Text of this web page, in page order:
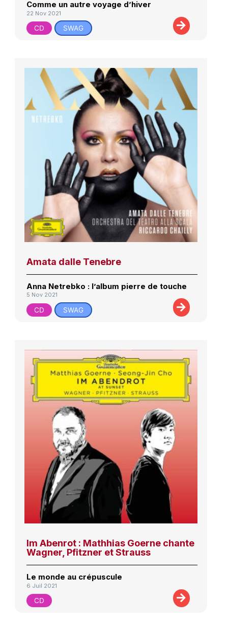
Comme un autre voyage d’hiver
22 Nov 2021
CD SWAG
Amata dalle Tenebre
Anna Netrebko : l’album pierre de touche
5 Nov 2021
CD SWAG
Im Abenrot : Mathhias Goerne chante
Wagner, Pfitzner et Strauss
Le monde au crépuscule
6 Juil 2021
CD